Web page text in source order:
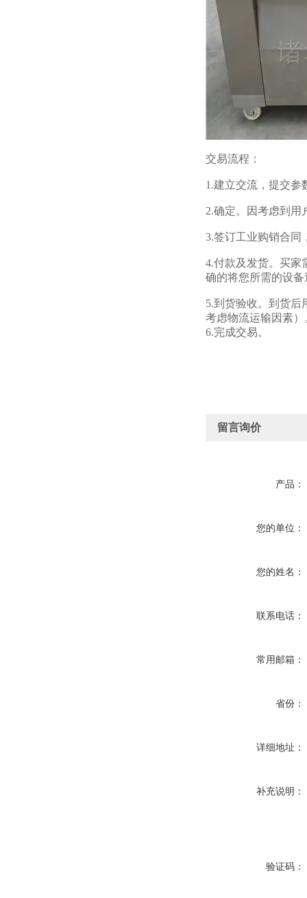
交易流程：
1.建立交流，提交参
2.确定。因考虑到用
3.签订工业购销合同
4.付款及发货。买家
确的将您所需的设
5.到货验收。到货后
考虑物流运输因素
6.完成交易。
留言询价
产品：
您的单位：
您的姓名：
联系电话：
常用邮箱：
省份：
详细地址：
补充说明：
验证码：